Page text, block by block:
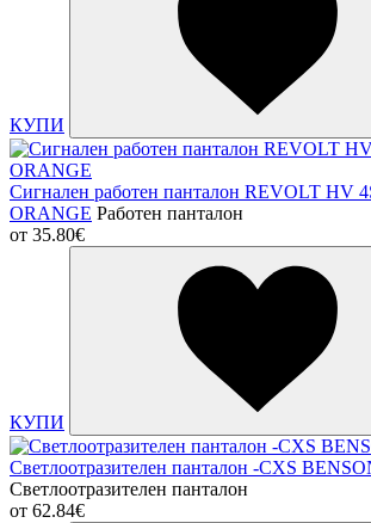
КУПИ
Сигнален работен панталон REVOLT HV
ORANGE Работен панталон
от 35.80€
КУПИ
Светлоотразителен панталон -CXS
Светлоотразителен панталон
от 62.84€